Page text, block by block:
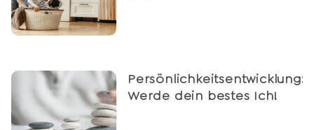
Persönlichkeitsentwicklung:
Werde dein bestes Ich!